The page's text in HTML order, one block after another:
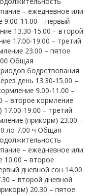
– ежедневное или
9.00-11.00 – первый
13.30-15.00 – второй
17.00-19.00 – третий
23.00 – пятое
Общая
бодрствования
день 13.30-15.00 –
9.00-11.00 –
– второе кормление
19.00 – третий
(прикорм) 23.00 –
ло 7.00 ч Общая
– ежедневное или
10.00 – второе
дневной сон 14.00
– второй дневной
20.30 – пятое